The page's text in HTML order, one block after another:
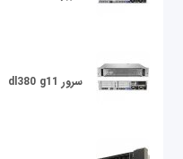
سرور dl380 g11